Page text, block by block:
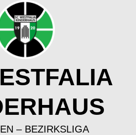
– BEZIRKSLIGA